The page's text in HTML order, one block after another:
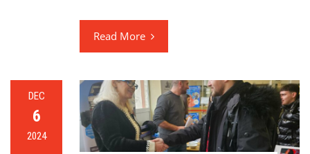
Read More
DEC
6
2024